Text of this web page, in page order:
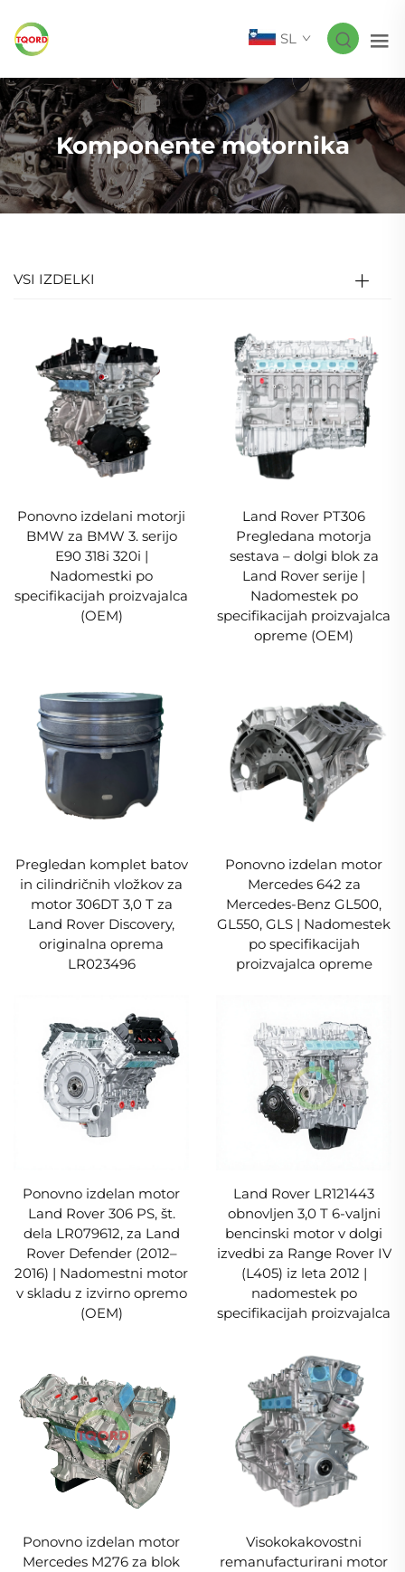
SL
Komponente motornika
VSI IZDELKI
Ponovno izdelani motorji
BMW za BMW 3. serijo
E90 318i 320i |
Nadomestki po
specifikacijah proizvajalca
(OEM)
Land Rover PT306
Pregledana motorja
sestava – dolgi blok za
Land Rover serije |
Nadomestek po
specifikacijah proizvajalca
opreme (OEM)
Pregledan komplet batov
in cilindričnih vložkov za
motor 306DT 3,0 T za
Land Rover Discovery,
originalna oprema
LR023496
Ponovno izdelan motor
Mercedes 642 za
Mercedes-Benz GL500,
GL550, GLS | Nadomestek
po specifikacijah
proizvajalca opreme
Ponovno izdelan motor
Land Rover 306 PS, št.
dela LR079612, za Land
Rover Defender (2012–
2016) | Nadomestni motor
v skladu z izvirno opremo
(OEM)
Land Rover LR121443
obnovljen 3,0 T 6-valjni
bencinski motor v dolgi
izvedbi za Range Rover IV
(L405) iz leta 2012 |
nadomestek po
specifikacijah proizvajalca
Ponovno izdelan motor
Mercedes M276 za blok
Visokokakovostni
remanufacturirani motor